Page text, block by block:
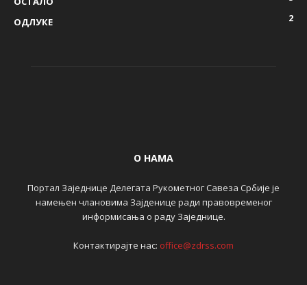
ОДЛУКЕ
2
О НАМА
Портал Заједнице Делегата Рукометног Савеза Србије је
намењен члановима Зајденице ради правовременог
информисања о раду Заједнице.
Контактирајте нас: office@zdrss.com